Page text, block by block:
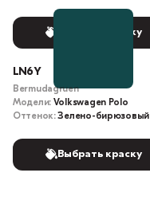
Выбрать краску
LN6Y
Bermudagruen
Модели: Volkswagen Polo
Оттенок:Зелено-бирюзовый
Выбрать краску